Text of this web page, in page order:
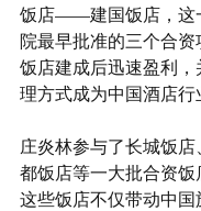
饭店——建国饭店，这
院最早批准的三个合
饭店建成后迅速盈利
理方式成为中国酒店行
庄炎林参与了长城饭
都饭店等一大批合资饭
这些饭店不仅带动中